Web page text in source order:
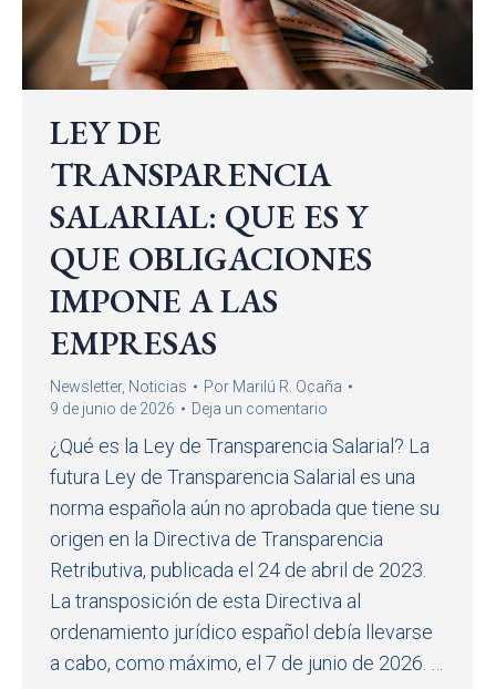
LEY DE
TRANSPARENCIA
SALARIAL: QUE ES Y
QUE OBLIGACIONES
IMPONE A LAS
EMPRESAS
Newsletter, Noticias Por Marilú R. Ocaña
9 de junio de 2026
Deja un comentario
¿Qué es la Ley de Transparencia Salarial? La
futura Ley de Transparencia Salarial es una
norma española aún no aprobada que tiene su
origen en la Directiva de Transparencia
Retributiva, publicada el 24 de abril de 2023.
La transposición de esta Directiva al
ordenamiento jurídico español debía llevarse
a cabo, como máximo, el 7 de junio de 2026. …